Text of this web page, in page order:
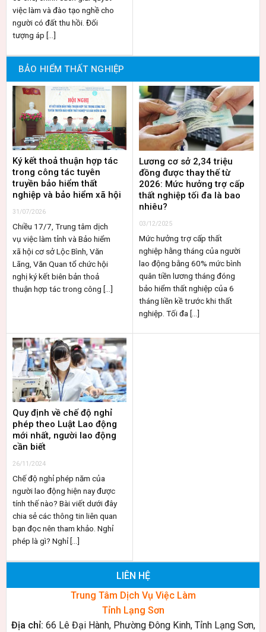
việc làm và đào tạo nghề cho
người có đất thu hồi. Đối
tượng áp [...]
BẢO HIỂM THẤT NGHIỆP
Ký kết thoả thuận hợp tác
trong công tác tuyên
truyền bảo hiểm thất
nghiệp và bảo hiểm xã hội
31/07/2026
Chiều 17/7, Trung tâm dịch
vụ việc làm tỉnh và Bảo hiểm
xã hội cơ sở Lộc Bình, Văn
Lãng, Văn Quan tổ chức hội
nghị ký kết biên bản thoả
thuận hợp tác trong công [...]
Lương cơ sở 2,34 triệu
đồng được thay thế từ
2026: Mức hưởng trợ cấp
thất nghiệp tối đa là bao
nhiêu?
03/12/2025
Mức hưởng trợ cấp thất
nghiệp hằng tháng của người
lao động bằng 60% mức bình
quân tiền lương tháng đóng
bảo hiểm thất nghiệp của 6
tháng liền kề trước khi thất
nghiệp. Tối đa [...]
Quy định về chế độ nghỉ
phép theo Luật Lao động
mới nhất, người lao động
cần biết
26/11/2024
Chế độ nghỉ phép năm của
người lao động hiện nay được
tính thế nào? Bài viết dưới đây
chia sẻ các thông tin liên quan
bạn đọc nên tham khảo. Nghỉ
phép là gì? Nghỉ [...]
LIÊN HỆ
Trung Tâm Dịch Vụ Việc Làm
Tỉnh Lạng Sơn
Địa chỉ: 66 Lê Đại Hành, Phường Đông Kinh, Tỉnh Lạng Sơn,